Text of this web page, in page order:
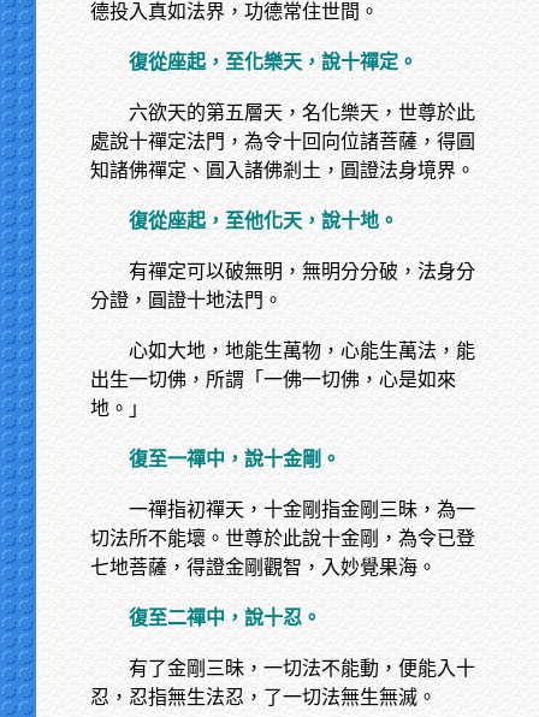
德投入真如法界，功德常住世間。
復從座起，至化樂天，說十禪定。
六欲天的第五層天，名化樂天，世尊於此
處說十禪定法門，為令十回向位諸菩薩，得圓
知諸佛禪定、圓入諸佛剎土，圓證法身境界。
復從座起，至他化天，說十地。
有禪定可以破無明，無明分分破，法身分
分證，圓證十地法門。
心如大地，地能生萬物，心能生萬法，能
出生一切佛，所謂「一佛一切佛，心是如來
地。」
復至一禪中，說十金剛。
一禪指初禪天，十金剛指金剛三昧，為一
切法所不能壞。世尊於此說十金剛，為令已登
七地菩薩，得證金剛觀智，入妙覺果海。
復至二禪中，說十忍。
有了金剛三昧，一切法不能動，便能入十
忍，忍指無生法忍，了一切法無生無滅。